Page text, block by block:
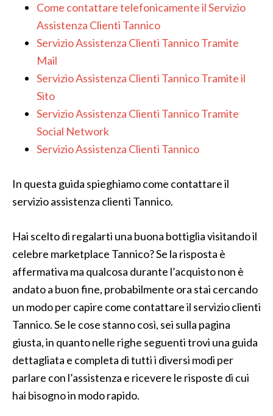
Come contattare telefonicamente il Servizio
Assistenza Clienti Tannico
Servizio Assistenza Clienti Tannico Tramite
Mail
Servizio Assistenza Clienti Tannico Tramite il
Sito
Servizio Assistenza Clienti Tannico Tramite
Social Network
Servizio Assistenza Clienti Tannico
In questa guida spieghiamo come contattare il
servizio assistenza clienti Tannico.
Hai scelto di regalarti una buona bottiglia visitando il
celebre marketplace Tannico? Se la risposta è
affermativa ma qualcosa durante l’acquisto non è
andato a buon fine, probabilmente ora stai cercando
un modo per capire come contattare il servizio clienti
Tannico. Se le cose stanno così, sei sulla pagina
giusta, in quanto nelle righe seguenti trovi una guida
dettagliata e completa di tutti i diversi modi per
parlare con l’assistenza e ricevere le risposte di cui
hai bisogno in modo rapido.